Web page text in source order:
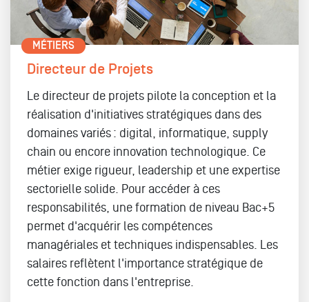
MÉTIERS
Directeur de Projets
Le directeur de projets pilote la conception et la
réalisation d'initiatives stratégiques dans des
domaines variés : digital, informatique, supply
chain ou encore innovation technologique. Ce
métier exige rigueur, leadership et une expertise
sectorielle solide. Pour accéder à ces
responsabilités, une formation de niveau Bac+5
permet d'acquérir les compétences
managériales et techniques indispensables. Les
salaires reflètent l'importance stratégique de
cette fonction dans l'entreprise.